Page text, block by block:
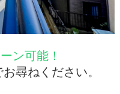
ン可能！
尋ねください。